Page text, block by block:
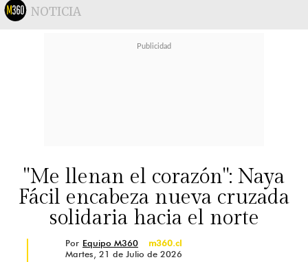
NOTICIA
"Me llenan el corazón": Naya
Fácil encabeza nueva cruzada
solidaria hacia el norte
Por Equipo M360
m360.cl
Martes, 21 de Julio de 2026